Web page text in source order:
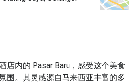
店内的 Pasar Baru，感受这个美食
围。其灵感源自马来西亚丰富的多